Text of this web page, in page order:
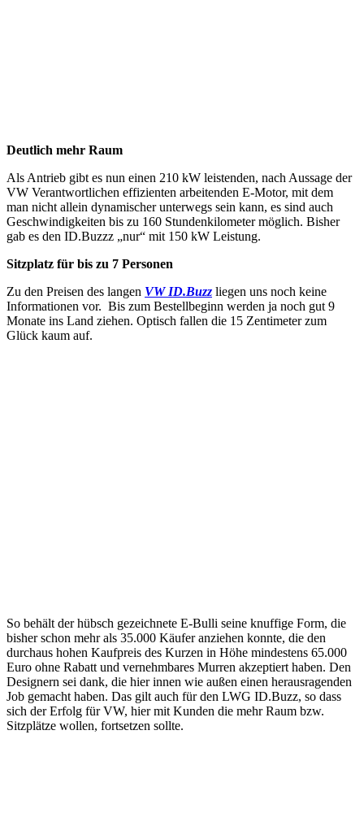
Deutlich mehr Raum
Als Antrieb gibt es nun einen 210 kW leistenden, nach Aussage der
VW Verantwortlichen effizienten arbeitenden E-Motor, mit dem
man nicht allein dynamischer unterwegs sein kann, es sind auch
Geschwindigkeiten bis zu 160 Stundenkilometer möglich. Bisher
gab es den ID.Buzzz „nur“ mit 150 kW Leistung.
Sitzplatz für bis zu 7 Personen
Zu den Preisen des langen VW ID.Buzz liegen uns noch keine
Informationen vor. Bis zum Bestellbeginn werden ja noch gut 9
Monate ins Land ziehen. Optisch fallen die 15 Zentimeter zum
Glück kaum auf.
So behält der hübsch gezeichnete E-Bulli seine knuffige Form, die
bisher schon mehr als 35.000 Käufer anziehen konnte, die den
durchaus hohen Kaufpreis des Kurzen in Höhe mindestens 65.000
Euro ohne Rabatt und vernehmbares Murren akzeptiert haben. Den
Designern sei dank, die hier innen wie außen einen herausragenden
Job gemacht haben. Das gilt auch für den LWG ID.Buzz, so dass
sich der Erfolg für VW, hier mit Kunden die mehr Raum bzw.
Sitzplätze wollen, fortsetzen sollte.